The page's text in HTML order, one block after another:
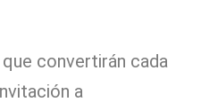
convertirán cada
a